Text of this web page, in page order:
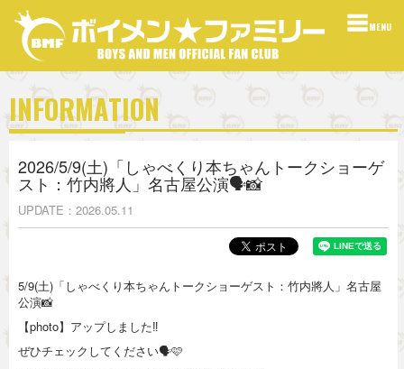
MENU
INFORMATION
2026/5/9(土)「しゃべくり本ちゃんトークショーゲ
スト：竹内將人」名古屋公演🗣📸
UPDATE 2026.05.11
5/9(土)「しゃべくり本ちゃんトークショーゲスト：竹内將人」名古屋
公演📸
【photo】アップしました‼️
ぜひチェックしてください🗣🩷